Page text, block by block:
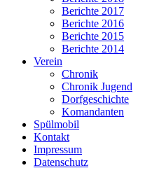
Berichte 2017
Berichte 2016
Berichte 2015
Berichte 2014
Verein
Chronik
Chronik Jugend
Dorfgeschichte
Komandanten
Spülmobil
Kontakt
Impressum
Datenschutz